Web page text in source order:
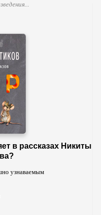
в рассказах Никиты
узнаваемым